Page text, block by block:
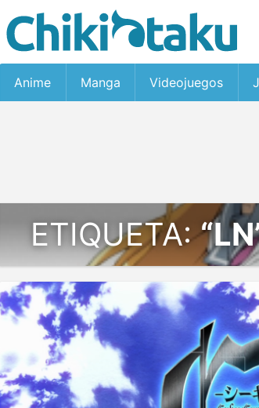
Anime Manga Videojuegos
ETIQUETA: